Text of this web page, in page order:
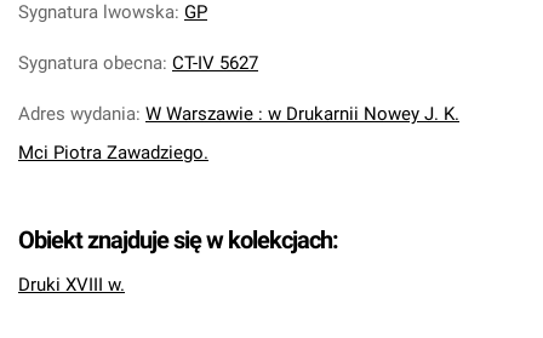
Sygnatura lwowska: GP
Sygnatura obecna: CT-IV 5627
Adres wydania: W Warszawie : w Drukarnii Nowey J. K.
Mci Piotra Zawadziego.
Obiekt znajduje się w kolekcjach:
Druki XVIII w.